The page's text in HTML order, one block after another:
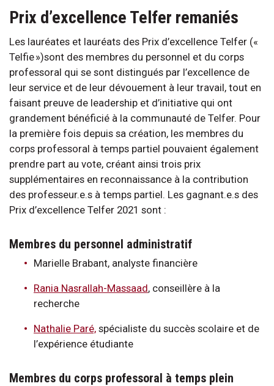
Prix d’excellence Telfer remaniés
Les lauréates et lauréats des Prix d’excellence Telfer («
Telfie »)sont des membres du personnel et du corps
professoral qui se sont distingués par l’excellence de
leur service et de leur dévouement à leur travail, tout en
faisant preuve de leadership et d’initiative qui ont
grandement bénéficié à la communauté de Telfer. Pour
la première fois depuis sa création, les membres du
corps professoral à temps partiel pouvaient également
prendre part au vote, créant ainsi trois prix
supplémentaires en reconnaissance à la contribution
des professeur.e.s à temps partiel. Les gagnant.e.s des
Prix d’excellence Telfer 2021 sont :
Membres du personnel administratif
Marielle Brabant, analyste financière
Rania Nasrallah-Massaad, conseillère à la
recherche
Nathalie Paré, spécialiste du succès scolaire et de
l’expérience étudiante
Membres du corps professoral à temps plein